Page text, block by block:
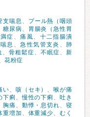
支喘息 、
プール熱（咽頭
糖尿病、
胃腸炎（急性胃
症 、痛風、 十二指腸潰
息 、急性気管支炎 、 肺
、骨粗鬆症、不眠症、新
花粉症
い、 咳（セキ） 、喉が痛
下痢 、慢性の下痢 、吐き
胸痛 、 動悸・息切れ、寝
重増加 、 体重減少、むく